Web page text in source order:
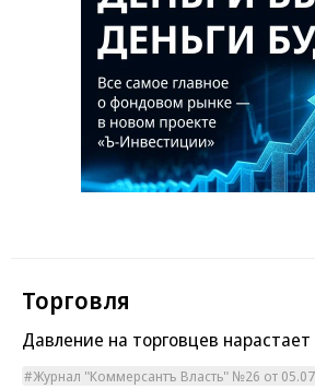
Торговля
Давление на торговцев нарастает
Журнал "Коммерсантъ Власть" №26 от